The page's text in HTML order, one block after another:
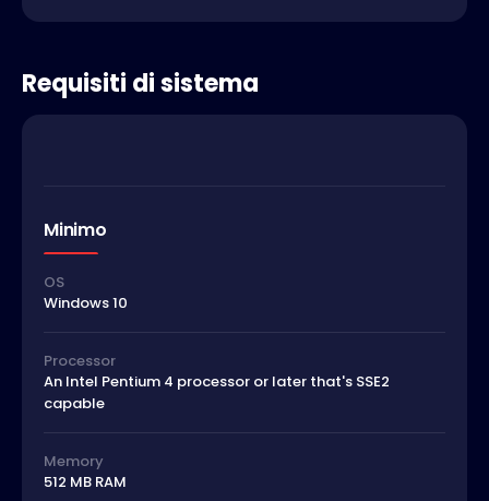
Requisiti di sistema
Minimo
OS
Windows 10
Processor
An Intel Pentium 4 processor or later that's SSE2
capable
Memory
512 MB RAM